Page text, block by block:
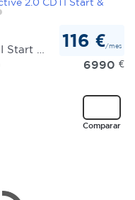
116 €/mes
6990 €
Comparar